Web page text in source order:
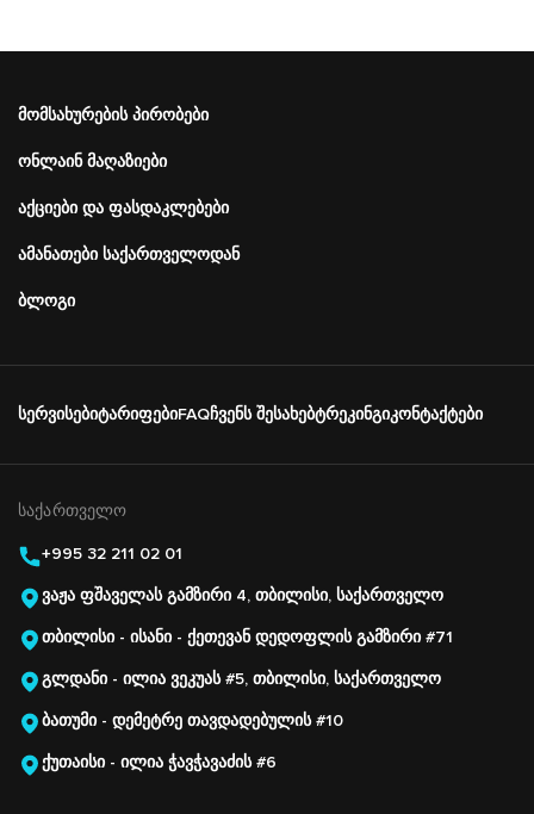
Подвал
навигация
სერვისებიტარიფებიFAQჩვენს შესახებტრეკინგიკონტაქტები
Подвал
справа
მომსახურების პირობები
ონლაინ მაღაზიები
აქციები და ფასდაკლებები
ამანათები საქართველოდან
ბლოგი
ᲡᲐᲥᲐᲠᲗᲕᲔᲚᲝ
+995 32 211 02 01
ვაჟა ფშაველას გამზირი 4, თბილისი, საქართველო
თბილისი - ისანი - ქეთევან დედოფლის გამზირი #71
გლდანი - ილია ვეკუას #5, თბილისი, საქართველო
ბათუმი - დემეტრე თავდადებულის #10
ქუთაისი - ილია ჭავჭავაძის #6